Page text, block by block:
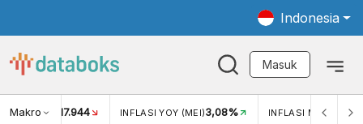
Indonesia
Masuk
Makro
USD/IDR 17.944 INFLASI YOY (MEI)3,08% INFLASI MOM (MEI)